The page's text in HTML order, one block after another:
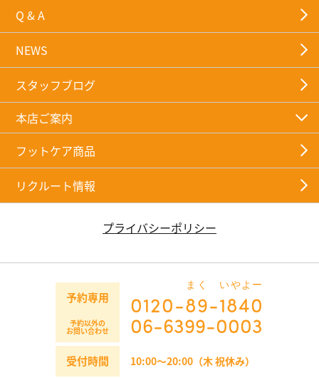
Q & A
NEWS
スタッフブログ
本店ご案内
フットケア商品
リクルート情報
プライバシーポリシー
予約専用 0120-89
まく
-1840
いやよー
予約以外の
お問い合わせ 06-6399-0003
受付時間 10:00～20:00（木 祝休み）